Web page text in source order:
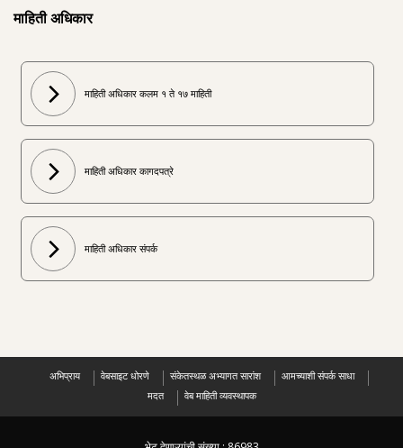
माहिती अधिकार
माहिती अधिकार कलम १ ते १७ माहिती
माहिती अधिकार कागदपत्रे
माहिती अधिकार संपर्क
अभिप्राय वेबसाइट धोरणे संकेतस्थळ अभ्यागत सारांश
आमच्याशी संपर्क साधा
मदत
वेब माहिती व्यवस्थापक